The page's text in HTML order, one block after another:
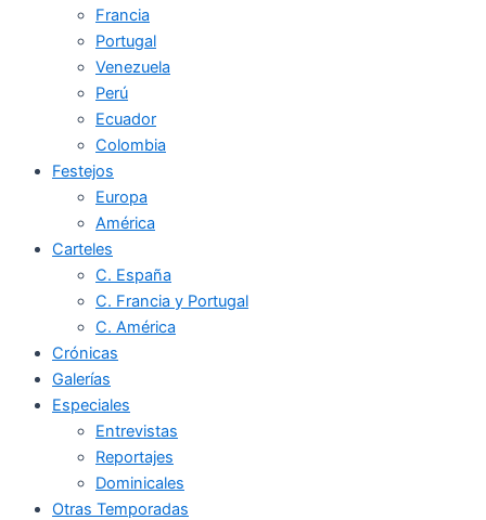
Francia
Portugal
Venezuela
Perú
Ecuador
Colombia
Festejos
Europa
América
Carteles
C. España
C. Francia y Portugal
C. América
Crónicas
Galerías
Especiales
Entrevistas
Reportajes
Dominicales
Otras Temporadas